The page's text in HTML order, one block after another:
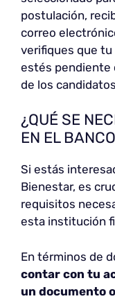
postulación,
correo
verifiques que
estés pendiente
de los
¿QUÉ SE
EN EL
Si estás
Bienestar, es
requisitos
esta institución
En términos de
contar con tu
un documento